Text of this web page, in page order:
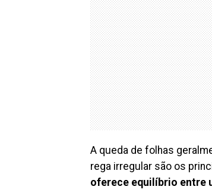
A queda de folhas
rega irregular são os
oferece equilíbrio entre